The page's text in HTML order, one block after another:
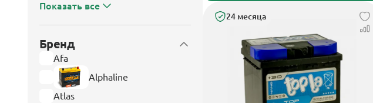
Показать все
Бренд
Afa
Alphaline
Atlas
24 месяца